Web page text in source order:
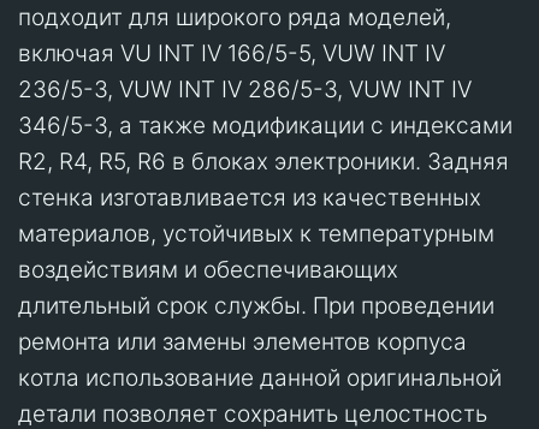
подходит для широкого ряда моделей,
включая VU INT IV 166/5-5, VUW INT IV
236/5-3, VUW INT IV 286/5-3, VUW INT IV
346/5-3, а также модификации с индексами
R2, R4, R5, R6 в блоках электроники. Задняя
стенка изготавливается из качественных
материалов, устойчивых к температурным
воздействиям и обеспечивающих
длительный срок службы. При проведении
ремонта или замены элементов корпуса
котла использование данной оригинальной
детали позволяет сохранить целостность